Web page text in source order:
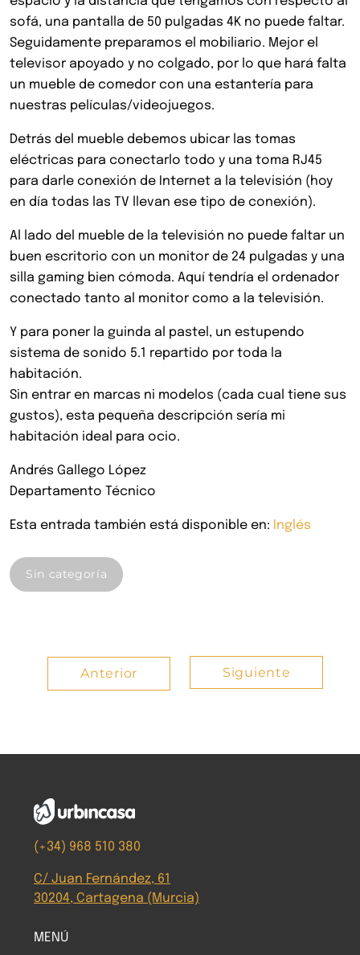
sofá, una pantalla de 50 pulgadas 4K no puede faltar.
Seguidamente preparamos el mobiliario. Mejor el
televisor apoyado y no colgado, por lo que hará falta
un mueble de comedor con una estantería para
nuestras películas/videojuegos.
Detrás del mueble debemos ubicar las tomas
eléctricas para conectarlo todo y una toma RJ45
para darle conexión de Internet a la televisión (hoy
en día todas las TV llevan ese tipo de conexión).
Al lado del mueble de la televisión no puede faltar un
buen escritorio con un monitor de 24 pulgadas y una
silla gaming bien cómoda. Aquí tendría el ordenador
conectado tanto al monitor como a la televisión.
Y para poner la guinda al pastel, un estupendo
sistema de sonido 5.1 repartido por toda la
habitación.
Sin entrar en marcas ni modelos (cada cual tiene sus
gustos), esta pequeña descripción sería mi
habitación ideal para ocio.
Andrés Gallego López
Departamento Técnico
Esta entrada también está disponible en: Inglés
Sin categoría
Anterior Siguiente
(+34) 968 510 380
C/ Juan Fernández, 61
30204, Cartagena (Murcia)
MENÚ